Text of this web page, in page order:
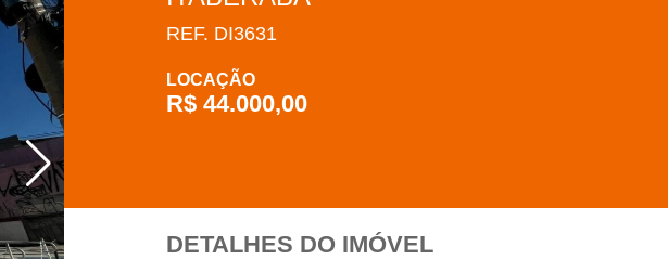
REF. DI3631
LOCAÇÃO
R$ 44.000,00
DETALHES DO IMÓVEL